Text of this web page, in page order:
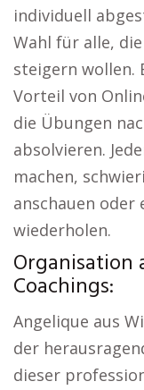
individuell
Wahl für alle,
steigern wollen.
Vorteil von
die Übungen
absolvieren.
machen,
anschauen
wiederholen.
Organisation
Coachings:
Angelique aus
der
dieser